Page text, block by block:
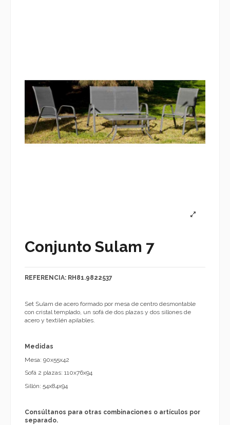
Conjunto Sulam 7
REFERENCIA: RH81.9822537
Set Sulam de acero formado por mesa de centro desmontable
con cristal templado, un sofá de dos plazas y dos sillones de
acero y textilén apilables.
Medidas
Mesa: 90x55x42
Sofá 2 plazas: 110x76x94
Sillón: 54x84x94
Consúltanos para otras combinaciones o artículos por
separado.